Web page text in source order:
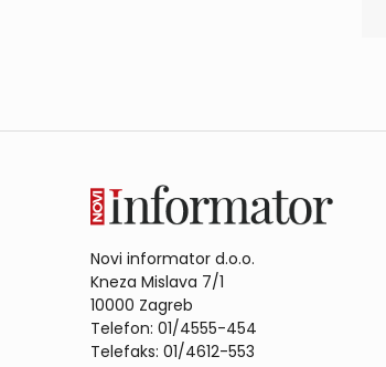
Novi informator d.o.o.
Kneza Mislava 7/1
10000 Zagreb
Telefon: 01/4555-454
Telefaks: 01/4612-553